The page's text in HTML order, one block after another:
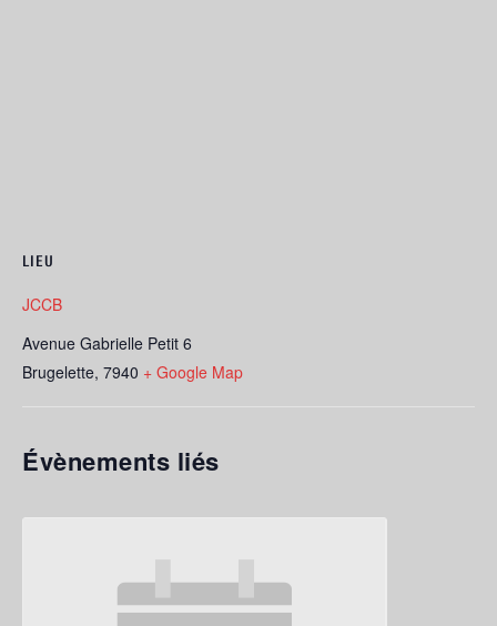
LIEU
JCCB
Avenue Gabrielle Petit 6
Brugelette, 7940 + Google Map
Évènements liés